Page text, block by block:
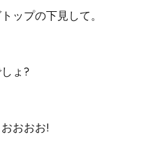
ップの下見して。
ょ?
おおお!